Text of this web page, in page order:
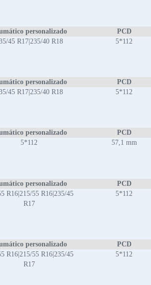
personalizado PCD
45 R17|235/40 R18 5*112
personalizado PCD
45 R17|235/40 R18 5*112
personalizado PCD
5*112 57,1 mm
personalizado PCD
R16|215/55 R16|235/45
R17
5*112
personalizado PCD
R16|215/55 R16|235/45
R17
5*112